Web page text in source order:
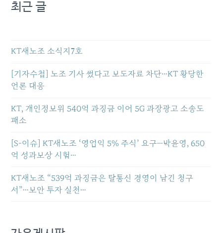
최근 글
KT새노조 소식지7호
[기자수첩] 노조 기사 썼다고 보도자료 차단…KT 황당한
언론 대응
KT, 개인정보위 540억 과징금 이어 5G 과장광고 소송도
패소
[S-이슈] KT새노조 ‘영업익 5% 주식’ 요구…박윤영, 650
억 성과보상 시험…
KT새노조 “539억 과징금은 탈통신 경영이 남긴 청구
서”…보안 투자 실천…